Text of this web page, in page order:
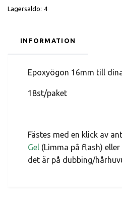
Lagersaldo: 4
INFORMATION
Epoxyögon 16mm till
18st/paket
Fästes med en klick av
Gel (Limma på flash) eller
det är på dubbing/